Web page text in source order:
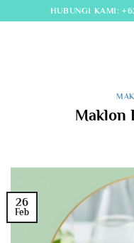
to
HUBUNGI KAMI:
Maklon
26
Feb